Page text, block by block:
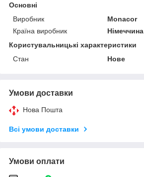
Основні
Виробник
Monacor
Країна виробник
Німеччина
Користувальницькі характеристики
Стан
Нове
Умови доставки
Нова Пошта
Всі умови доставки
Умови оплати